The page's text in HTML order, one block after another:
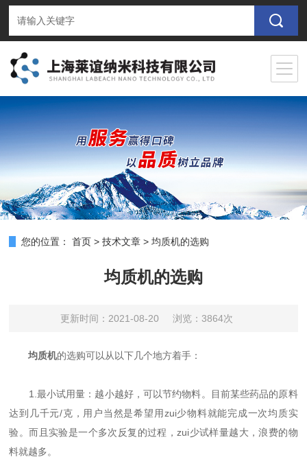
您的位置： 首页 >技术文章 >均质机的选购
均质机的选购
更新时间：2021-08-20 浏览：3864次
均质机的选购可以从以下几个地方着手：
1.最小试用量：越小越好，可以节约物料。目前某些药品的原料
达到几千元/克，用户当然是希望用zui少物料就能完成一次均质实
验。而且实验是一个多次反复的过程，zui少试样量越大，浪费的物
料就越多。